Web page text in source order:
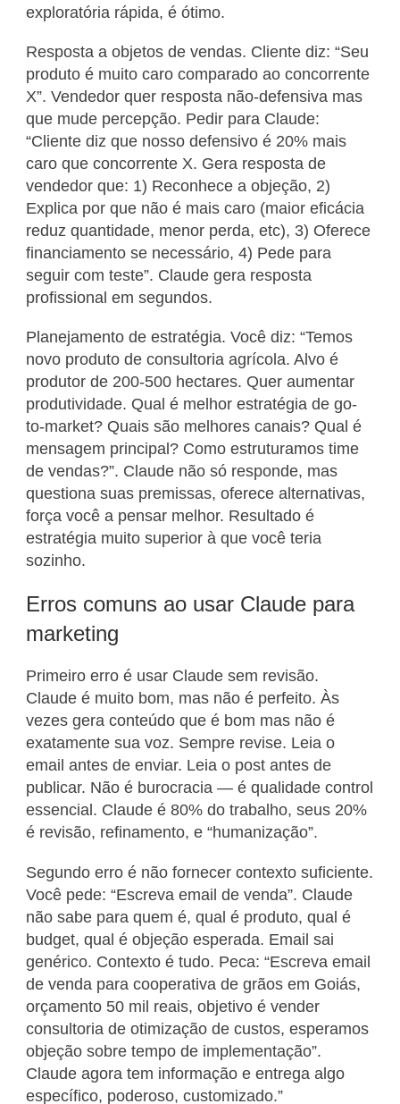
exploratória rápida, é ótimo.
Resposta a objetos de vendas. Cliente diz: “Seu
produto é muito caro comparado ao concorrente
X”. Vendedor quer resposta não-defensiva mas
que mude percepção. Pedir para Claude:
“Cliente diz que nosso defensivo é 20% mais
caro que concorrente X. Gera resposta de
vendedor que: 1) Reconhece a objeção, 2)
Explica por que não é mais caro (maior eficácia
reduz quantidade, menor perda, etc), 3) Oferece
financiamento se necessário, 4) Pede para
seguir com teste”. Claude gera resposta
profissional em segundos.
Planejamento de estratégia. Você diz: “Temos
novo produto de consultoria agrícola. Alvo é
produtor de 200-500 hectares. Quer aumentar
produtividade. Qual é melhor estratégia de go-
to-market? Quais são melhores canais? Qual é
mensagem principal? Como estruturamos time
de vendas?”. Claude não só responde, mas
questiona suas premissas, oferece alternativas,
força você a pensar melhor. Resultado é
estratégia muito superior à que você teria
sozinho.
Erros comuns ao usar Claude para
marketing
Primeiro erro é usar Claude sem revisão.
Claude é muito bom, mas não é perfeito. Às
vezes gera conteúdo que é bom mas não é
exatamente sua voz. Sempre revise. Leia o
email antes de enviar. Leia o post antes de
publicar. Não é burocracia — é qualidade control
essencial. Claude é 80% do trabalho, seus 20%
é revisão, refinamento, e “humanização”.
Segundo erro é não fornecer contexto suficiente.
Você pede: “Escreva email de venda”. Claude
não sabe para quem é, qual é produto, qual é
budget, qual é objeção esperada. Email sai
genérico. Contexto é tudo. Peca: “Escreva email
de venda para cooperativa de grãos em Goiás,
orçamento 50 mil reais, objetivo é vender
consultoria de otimização de custos, esperamos
objeção sobre tempo de implementação”.
Claude agora tem informação e entrega algo
específico, poderoso, customizado.”